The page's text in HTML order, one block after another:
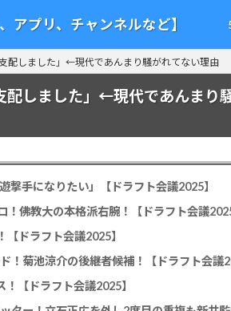
アプリ、チャンネルなど】
配しました」←現代であんまり騒がれてない理由
配しました」←現代であんまり
撃手になりたい」【ドラフト会議2025】
佛教大の本格派右腕！【ドラフト会議2025
ドラフト会議2025】
！菊池涼介の後継者候補！【ドラフト会議
【ドラフト会議2025】